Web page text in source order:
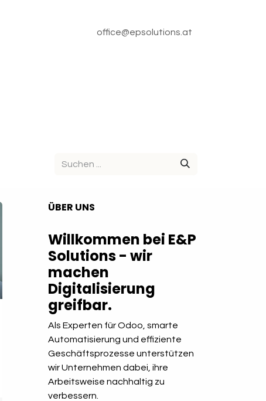
office@epsolutions.at
ÜBER UNS
Willkommen bei E&P
Solutions - wir
machen
Digitalisierung
greifbar.
Als Experten für Odoo, smarte
Automatisierung und effiziente
Geschäftsprozesse unterstützen
wir Unternehmen dabei, ihre
Arbeitsweise nachhaltig zu
verbessern.